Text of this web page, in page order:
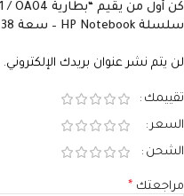
سلسلة HP Notebook – سعة 38 واط/ساعة”
لن يتم نشر عنوان بريدك الإلكتروني.
تقييمك
السعر
الشحن
مراجعتك *